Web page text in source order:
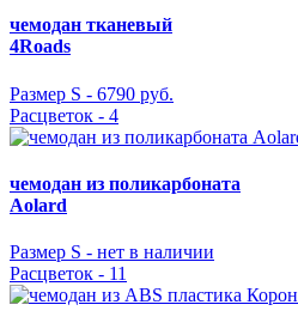
чемодан тканевый
4Roads
Размер S - 6790 руб.
Расцветок - 4
чемодан из поликарбоната
Aolard
Размер S - нет в наличии
Расцветок - 11